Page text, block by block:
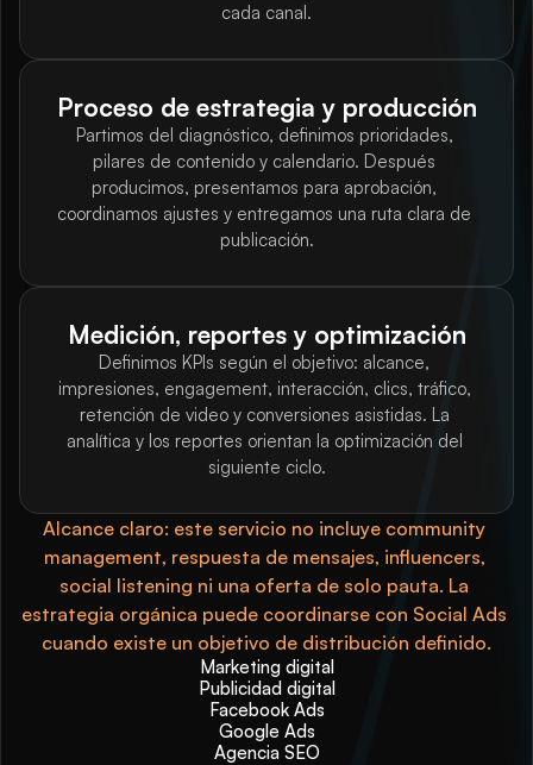
cada canal.
Proceso de estrategia y producción
Partimos del diagnóstico, definimos prioridades,
pilares de contenido y calendario. Después
producimos, presentamos para aprobación,
coordinamos ajustes y entregamos una ruta clara de
publicación.
Medición, reportes y optimización
Definimos KPIs según el objetivo: alcance,
impresiones, engagement, interacción, clics, tráfico,
retención de video y conversiones asistidas. La
analítica y los reportes orientan la optimización del
siguiente ciclo.
Alcance claro: este servicio no incluye community
management, respuesta de mensajes, influencers,
social listening ni una oferta de solo pauta. La
estrategia orgánica puede coordinarse con Social Ads
cuando existe un objetivo de distribución definido.
Marketing digital
Publicidad digital
Facebook Ads
Google Ads
Agencia SEO